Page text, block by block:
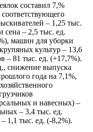
составил 7,%
– 1,25 тыс.
сена – 2,5 тыс. ед.
машин для уборки
культур – 13,6
– 81 тыс. ед. (+17,7%).
снижение выпуска
года на 7,1%,
и навесных) –
– 3,4 тыс. ед.
1,1 тыс. ед. (-8,2%).